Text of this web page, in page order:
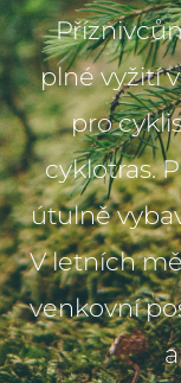
plné vyžití
pro
cyklotras.
útulně
V letních
venkovní